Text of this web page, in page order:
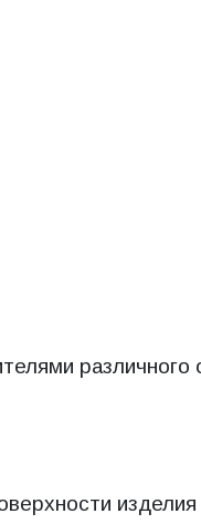
различного